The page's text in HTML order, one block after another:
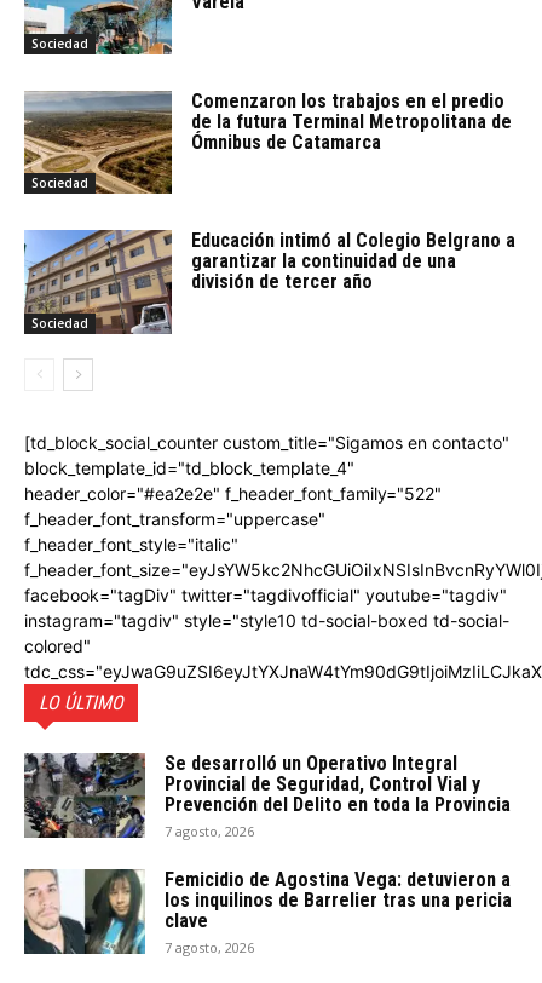
Sociedad
Sociedad
Comenzaron los trabajos en el predio
de la futura Terminal Metropolitana de
Ómnibus de Catamarca
Sociedad
Educación intimó al Colegio Belgrano a
garantizar la continuidad de una
división de tercer año
[td_block_social_counter custom_title="Sigamos en contacto"
block_template_id="td_block_template_4"
header_color="#ea2e2e" f_header_font_family="522"
f_header_font_transform="uppercase"
f_header_font_style="italic"
facebook="tagDiv" twitter="tagdivofficial" youtube="tagdiv"
instagram="tagdiv" style="style10 td-social-boxed td-social-
colored"
LO ÚLTIMO
Se desarrolló un Operativo Integral
Provincial de Seguridad, Control Vial y
Prevención del Delito en toda la Provincia
7 agosto, 2026
Femicidio de Agostina Vega: detuvieron a
los inquilinos de Barrelier tras una pericia
clave
7 agosto, 2026